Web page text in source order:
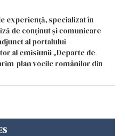
experiență, specializat în
de conținut și comunicare
al portalului
al emisiunii „Departe de
plan vocile românilor din